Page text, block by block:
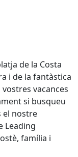
de la Costa
i de la fantàstica
vacances
si busqueu
el nostre
Leading
família i